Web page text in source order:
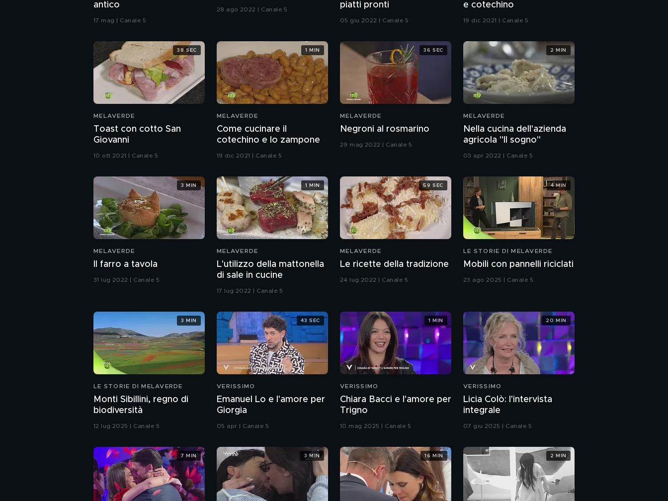
antico
17 mag | Canale 5
28 ago 2022 | Canale 5
piatti pronti
05 giu 2022 | Canale 5
e cotechino
19 dic 2021 | Canale 5
MELAVERDE
Toast con cotto San
Giovanni
10 ott 2021 | Canale 5
38 SEC
MELAVERDE
Come cucinare il
cotechino e lo zampone
19 dic 2021 | Canale 5
1 MIN
MELAVERDE
Negroni al rosmarino
29 mag 2022 | Canale 5
36 SEC
MELAVERDE
Nella cucina dell'azienda
agricola "Il sogno"
03 apr 2022 | Canale 5
2 MIN
MELAVERDE
Il farro a tavola
31 lug 2022 | Canale 5
3 MIN
MELAVERDE
L'utilizzo della mattonella
di sale in cucine
17 lug 2022 | Canale 5
1 MIN
MELAVERDE
Le ricette della tradizione
24 lug 2022 | Canale 5
59 SEC
LE STORIE DI MELAVERDE
Mobili con pannelli riciclati
23 ago 2025 | Canale 5
4 MIN
LE STORIE DI MELAVERDE
Monti Sibillini, regno di
biodiversità
12 lug 2025 | Canale 5
3 MIN
VERISSIMO
Emanuel Lo e l'amore per
Giorgia
05 apr | Canale 5
43 SEC
VERISSIMO
Chiara Bacci e l'amore per
Trigno
10 mag 2025 | Canale 5
1 MIN
VERISSIMO
Licia Colò: l'intervista
integrale
07 giu 2025 | Canale 5
20 MIN
7 MIN 3 MIN 16 MIN 2 MIN